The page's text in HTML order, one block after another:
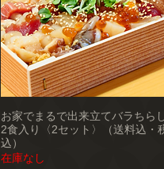
お家でまるで出来立てバラちら
2食入り〈2セット〉（送料込・
込）
在庫なし